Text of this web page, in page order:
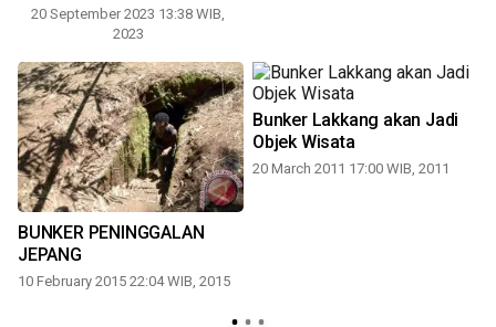
20 September 2023 13:38 WIB,
2023
BUNKER PENINGGALAN
JEPANG
10 February 2015 22:04 WIB, 2015
Bunker Lakkang akan Jadi
Objek Wisata
20 March 2011 17:00 WIB, 2011